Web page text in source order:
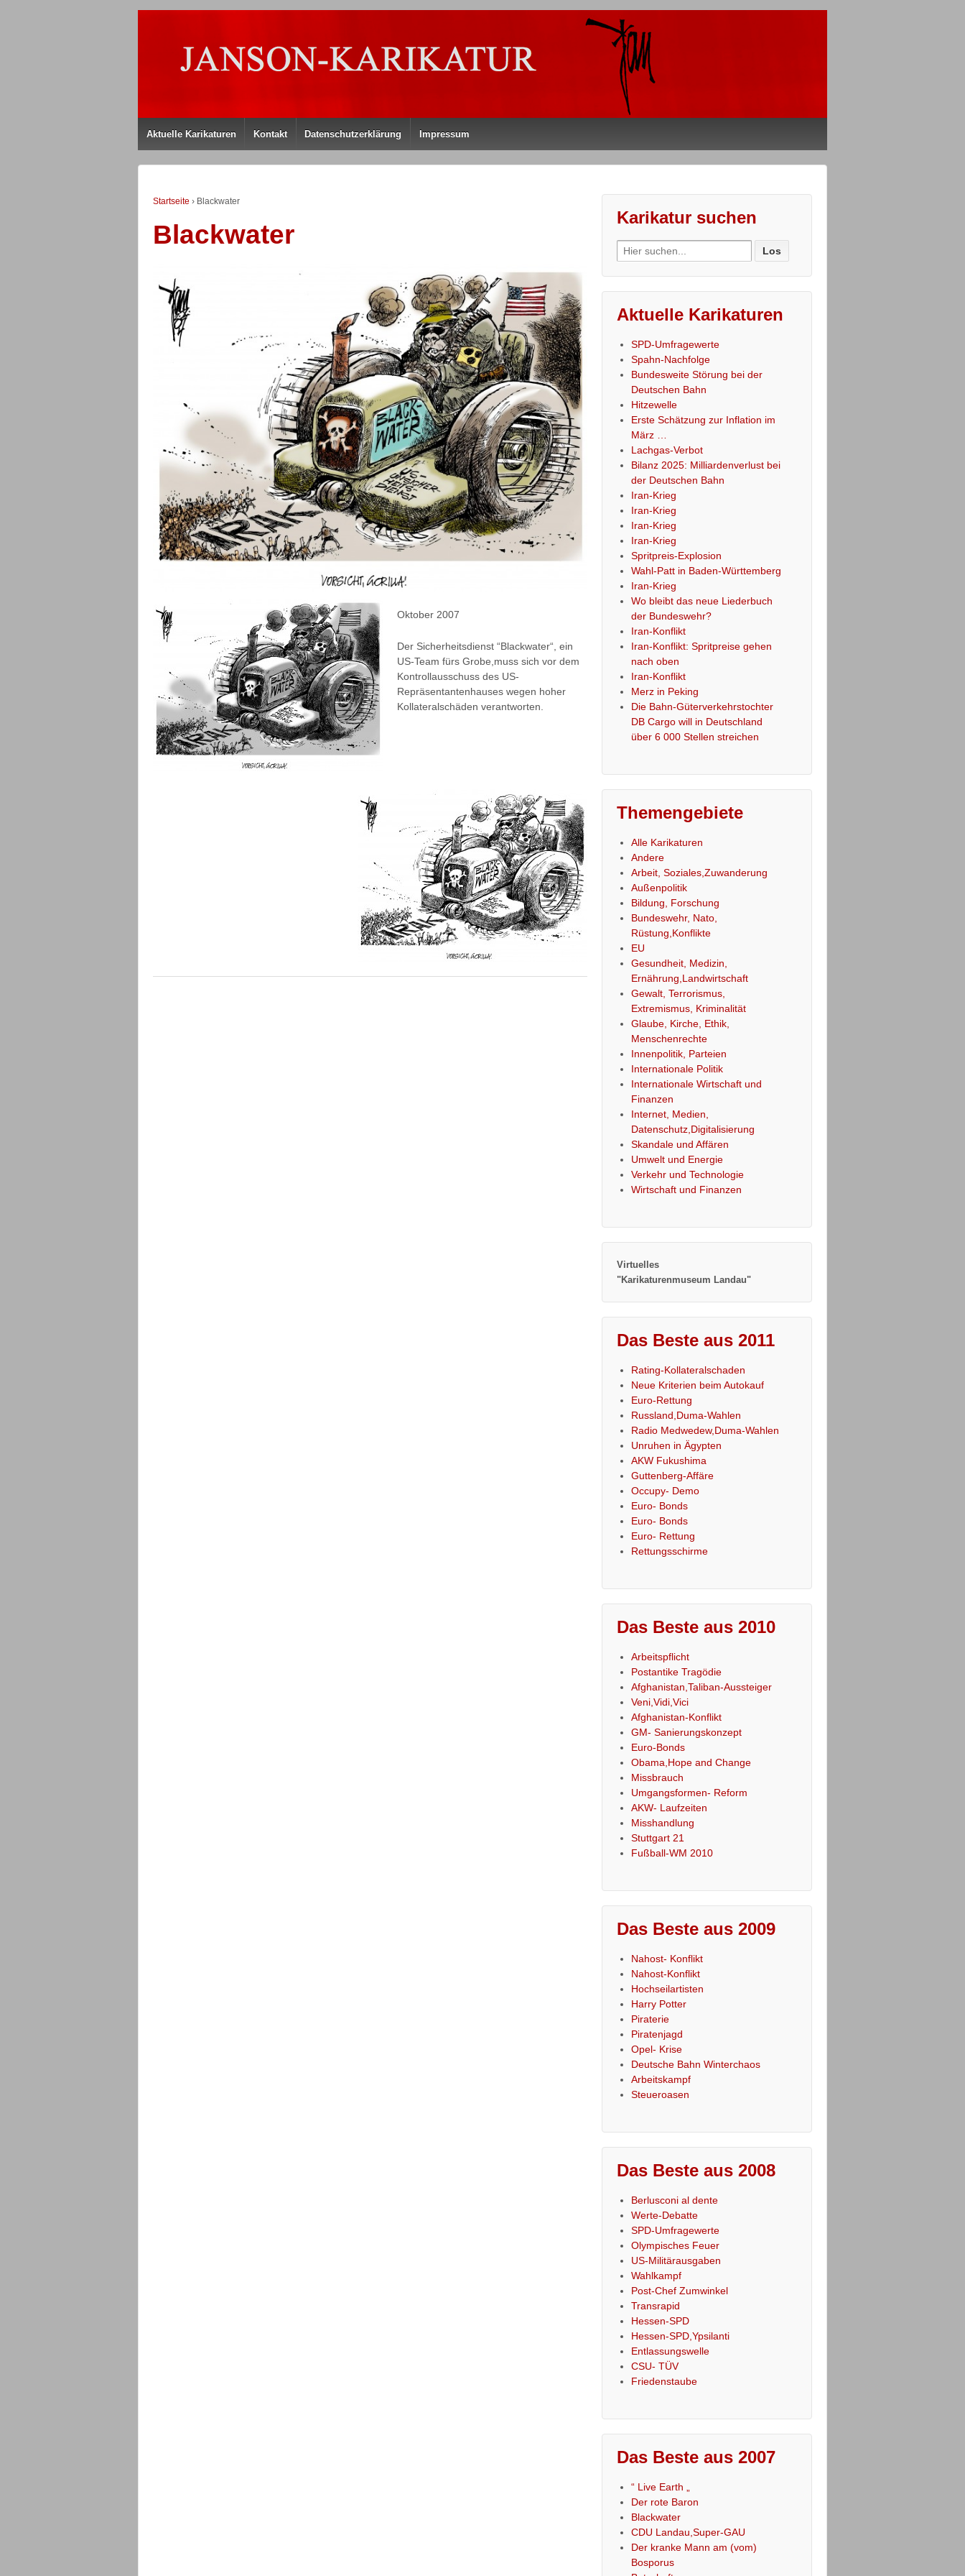
Aktuelle Karikaturen Kontakt Datenschutzerklärung Impressum
Startseite › Blackwater
Blackwater
Oktober 2007
Der Sicherheitsdienst “Blackwater“, ein
US-Team fürs Grobe,muss sich vor dem
Kontrollausschuss des US-
Repräsentantenhauses wegen hoher
Kollateralschäden verantworten.
Karikatur suchen
Search
for:
Aktuelle Karikaturen
SPD-Umfragewerte
Spahn-Nachfolge
Bundesweite Störung bei der
Deutschen Bahn
Hitzewelle
Erste Schätzung zur Inflation im
März …
Lachgas-Verbot
Bilanz 2025: Milliardenverlust bei
der Deutschen Bahn
Iran-Krieg
Iran-Krieg
Iran-Krieg
Iran-Krieg
Spritpreis-Explosion
Wahl-Patt in Baden-Württemberg
Iran-Krieg
Wo bleibt das neue Liederbuch
der Bundeswehr?
Iran-Konflikt
Iran-Konflikt: Spritpreise gehen
nach oben
Iran-Konflikt
Merz in Peking
Die Bahn-Güterverkehrstochter
DB Cargo will in Deutschland
über 6 000 Stellen streichen
Themengebiete
Alle Karikaturen
Andere
Arbeit, Soziales,Zuwanderung
Außenpolitik
Bildung, Forschung
Bundeswehr, Nato,
Rüstung,Konflikte
EU
Gesundheit, Medizin,
Ernährung,Landwirtschaft
Gewalt, Terrorismus,
Extremismus, Kriminalität
Glaube, Kirche, Ethik,
Menschenrechte
Innenpolitik, Parteien
Internationale Politik
Internationale Wirtschaft und
Finanzen
Internet, Medien,
Datenschutz,Digitalisierung
Skandale und Affären
Umwelt und Energie
Verkehr und Technologie
Wirtschaft und Finanzen
Virtuelles
"Karikaturenmuseum Landau"
Das Beste aus 2011
Rating-Kollateralschaden
Neue Kriterien beim Autokauf
Euro-Rettung
Russland,Duma-Wahlen
Radio Medwedew,Duma-Wahlen
Unruhen in Ägypten
AKW Fukushima
Guttenberg-Affäre
Occupy- Demo
Euro- Bonds
Euro- Bonds
Euro- Rettung
Rettungsschirme
Das Beste aus 2010
Arbeitspflicht
Postantike Tragödie
Afghanistan,Taliban-Aussteiger
Veni,Vidi,Vici
Afghanistan-Konflikt
GM- Sanierungskonzept
Euro-Bonds
Obama,Hope and Change
Missbrauch
Umgangsformen- Reform
AKW- Laufzeiten
Misshandlung
Stuttgart 21
Fußball-WM 2010
Das Beste aus 2009
Nahost- Konflikt
Nahost-Konflikt
Hochseilartisten
Harry Potter
Piraterie
Piratenjagd
Opel- Krise
Deutsche Bahn Winterchaos
Arbeitskampf
Steueroasen
Das Beste aus 2008
Berlusconi al dente
Werte-Debatte
SPD-Umfragewerte
Olympisches Feuer
US-Militärausgaben
Wahlkampf
Post-Chef Zumwinkel
Transrapid
Hessen-SPD
Hessen-SPD,Ypsilanti
Entlassungswelle
CSU- TÜV
Friedenstaube
Das Beste aus 2007
“ Live Earth „
Der rote Baron
Blackwater
CDU Landau,Super-GAU
Der kranke Mann am (vom)
Bosporus